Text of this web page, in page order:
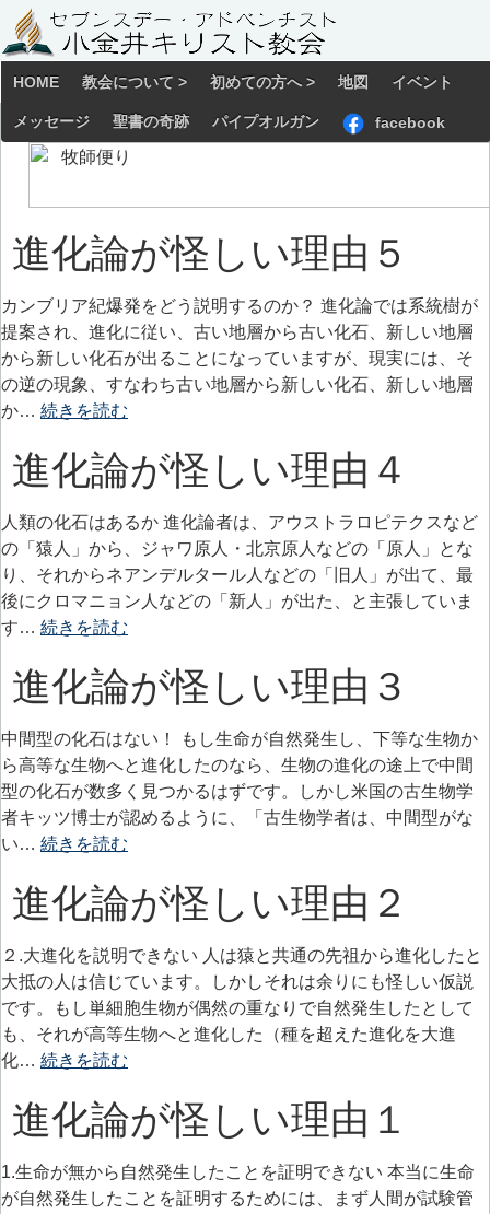
HOME 教会について > 初めての方へ > 地図 イベント
メッセージ 聖書の奇跡 パイプオルガン facebook
進化論が怪しい理由５
カンブリア紀爆発をどう説明するのか？ 進化論では系統樹が
提案され、進化に従い、古い地層から古い化石、新しい地層
から新しい化石が出ることになっていますが、現実には、そ
の逆の現象、すなわち古い地層から新しい化石、新しい地層
か… 続きを読む
進化論が怪しい理由４
人類の化石はあるか 進化論者は、アウストラロピテクスなど
の「猿人」から、ジャワ原人・北京原人などの「原人」とな
り、それからネアンデルタール人などの「旧人」が出て、最
後にクロマニョン人などの「新人」が出た、と主張していま
す… 続きを読む
進化論が怪しい理由３
中間型の化石はない！ もし生命が自然発生し、下等な生物か
ら高等な生物へと進化したのなら、生物の進化の途上で中間
型の化石が数多く見つかるはずです。しかし米国の古生物学
者キッツ博士が認めるように、「古生物学者は、中間型がな
い… 続きを読む
進化論が怪しい理由２
２.大進化を説明できない 人は猿と共通の先祖から進化したと
大抵の人は信じています。しかしそれは余りにも怪しい仮説
です。もし単細胞生物が偶然の重なりで自然発生したとして
も、それが高等生物へと進化した（種を超えた進化を大進
化… 続きを読む
進化論が怪しい理由１
1.生命が無から自然発生したことを証明できない 本当に生命
が自然発生したことを証明するためには、まず人間が試験管